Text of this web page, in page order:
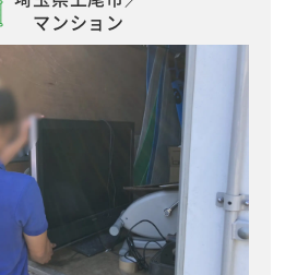
マンション